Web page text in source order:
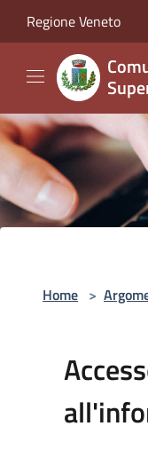
Regione Veneto
Home >